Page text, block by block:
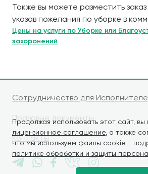
Продолжая использовать этот сайт,
лицензионное соглашение , а также
что мы используем файлы cookie -
политике обработки и защиты
Также вы можете разместить
указав пожелания по уборке в
Цены на услуги по Уборке или
захоронений
Сотрудничество для
Правовые документы
Контакты